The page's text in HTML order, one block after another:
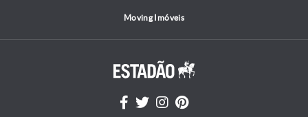
Moving Imóveis